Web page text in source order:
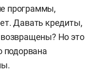
программы,
Давать кредиты,
Но это
подорвана